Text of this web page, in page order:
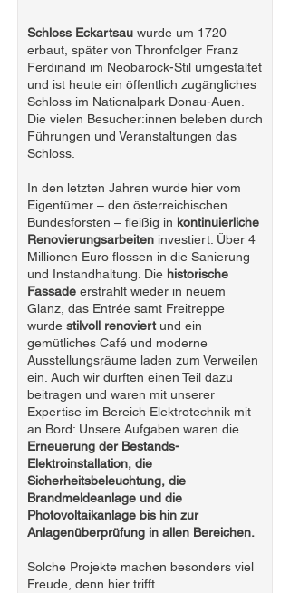
Schloss Eckartsau wurde um 1720
erbaut, später von Thronfolger Franz
Ferdinand im Neobarock-Stil umgestaltet
und ist heute ein öffentlich zugängliches
Schloss im Nationalpark Donau-Auen.
Die vielen Besucher:innen beleben durch
Führungen und Veranstaltungen das
Schloss.
In den letzten Jahren wurde hier vom
Eigentümer – den österreichischen
Bundesforsten – fleißig in kontinuierliche
Renovierungsarbeiten investiert. Über 4
Millionen Euro flossen in die Sanierung
und Instandhaltung. Die historische
Fassade erstrahlt wieder in neuem
Glanz, das Entrée samt Freitreppe
wurde stilvoll renoviertund ein
gemütliches Café und moderne
Ausstellungsräume laden zum Verweilen
ein. Auch wir durften einen Teil dazu
beitragen und waren mit unserer
Expertise im Bereich Elektrotechnik mit
an Bord: Unsere Aufgaben waren die
Erneuerung der Bestands-
Elektroinstallation, die
Sicherheitsbeleuchtung, die
Brandmeldeanlage und die
Photovoltaikanlage bis hin zur
Anlagenüberprüfung in allen Bereichen.
Solche Projekte machen besonders viel
Freude, denn hier trifft